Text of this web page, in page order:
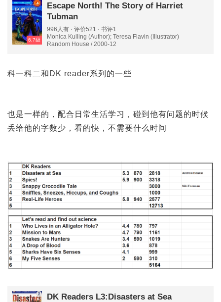
6,7级
Escape North! The Story of Harriet
Tubman
996人有 · 评价521 · 书评1
Monica Kulling (Author); Teresa Flavin (Illustrator)
Random House / 2000-12
科一科二和DK reader系列的一些
也是一样的，配合日常生活学习，碰到他有问题的时候
丢给他的字数少，看的快，不需要什么时间
DK Readers L3:Disasters at Sea